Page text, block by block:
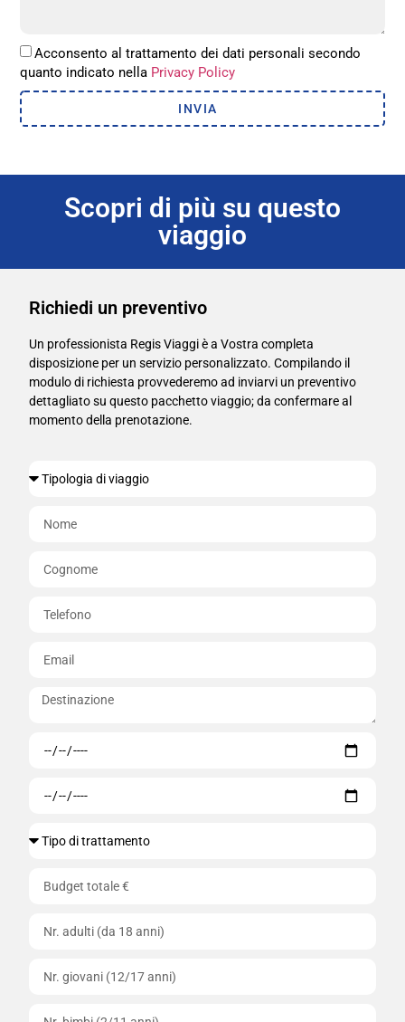
Acconsento al trattamento dei dati personali secondo
quanto indicato nella Privacy Policy
INVIA
Scopri di più su questo
viaggio
Richiedi un preventivo
Un professionista Regis Viaggi è a Vostra completa
disposizione per un servizio personalizzato. Compilando il
modulo di richiesta provvederemo ad inviarvi un preventivo
dettagliato su questo pacchetto viaggio; da confermare al
momento della prenotazione.